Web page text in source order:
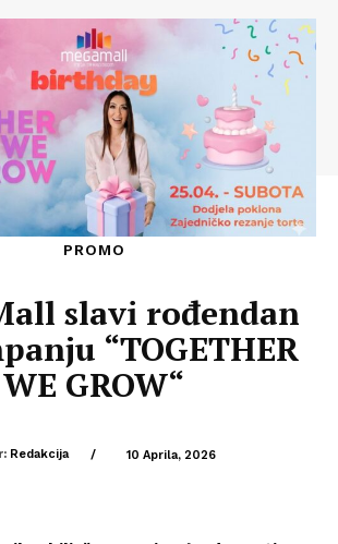
PROMO
slavi rođendan
“TOGETHER
WE GROW“
Redakcija / 10 Aprila, 2026